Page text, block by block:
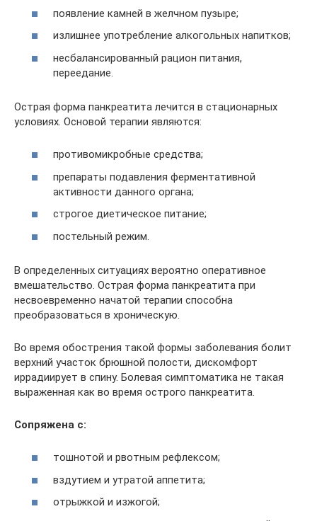
появление камней в желчном пузыре;
излишнее употребление алкогольных напитков;
несбалансированный рацион питания,
переедание.
Острая форма панкреатита лечится в стационарных
условиях. Основой терапии являются:
противомикробные средства;
препараты подавления ферментативной
активности данного органа;
строгое диетическое питание;
постельный режим.
В определенных ситуациях вероятно оперативное
вмешательство. Острая форма панкреатита при
несвоевременно начатой терапии способна
преобразоваться в хроническую.
Во время обострения такой формы заболевания болит
верхний участок брюшной полости, дискомфорт
иррадиирует в спину. Болевая симптоматика не такая
выраженная как во время острого панкреатита.
Сопряжена с:
тошнотой и рвотным рефлексом;
вздутием и утратой аппетита;
отрыжкой и изжогой;